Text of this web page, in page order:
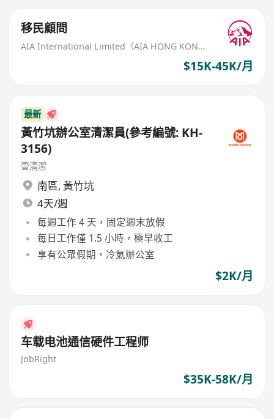
移民顧問
AIA International Limited（AIA HONG KONG）
$15K-45K/月
最新
黃竹坑辦公室清潔員(參考編號: KH-
3156)
壹清潔
南區, 黃竹坑
4天/週
每週工作 4 天，固定週末放假
每日工作僅 1.5 小時，極早收工
享有公眾假期，冷氣辦公室
$2K/月
车载电池通信硬件工程师
JobRight
$35K-58K/月